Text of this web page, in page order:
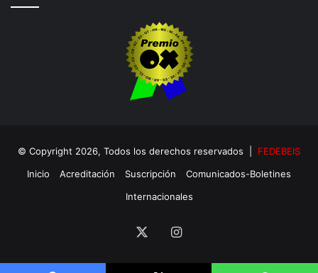
© Copyright 2026, Todos los derechos reservados | FEDEBEIS
Inicio
Acreditación Suscripción
Comunicados-Boletines
Internacionales
Instagram